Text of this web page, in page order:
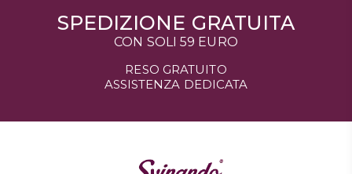
SPEDIZIONE GRATUITA
CON SOLI 59 EURO
RESO GRATUITO
ASSISTENZA DEDICATA